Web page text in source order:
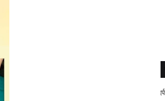
" सांगली दर्पण न्यूज वर